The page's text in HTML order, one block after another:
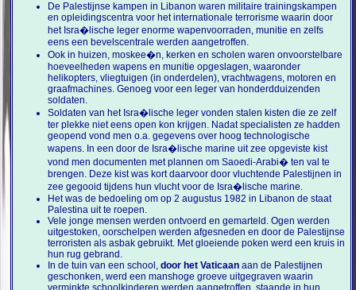
De Palestijnse kampen in Libanon waren militaire trainingskampen
en opleidingscentra voor het internationale terrorisme waarin door
het Isra�lische leger enorme wapenvoorraden, munitie en zelfs
eens een bevelscentrale werden aangetroffen.
Ook in huizen, moskee�n, kerken en scholen waren onvoorstelbare
hoeveelheden wapens en munitie opgeslagen, waaronder
helikopters, vliegtuigen (in onderdelen), vrachtwagens, motoren en
graafmachines. Genoeg voor een leger van honderdduizenden
soldaten.
Soldaten van het Isra�lische leger vonden stalen kisten die ze zelf
ter plekke niet eens open kon krijgen. Nadat specialisten ze hadden
geopend vond men o.a. gegevens over hoog technologische
wapens. In een door de Isra�lische marine uit zee opgeviste kist
vond men documenten met plannen om Saoedi-Arabi� ten val te
brengen. Deze kist was kort daarvoor door vluchtende Palestijnen in
zee gegooid tijdens hun vlucht voor de Isra�lische marine.
Het was de bedoeling om op 2 augustus 1982 in Libanon de staat
Palestina uit te roepen.
Vele jonge mensen werden ontvoerd en gemarteld. Ogen werden
uitgestoken, oorschelpen werden afgesneden en door de Palestijnse
terroristen als asbak gebruikt. Met gloeiende poken werd een kruis in
hun rug gebrand.
In de tuin van een school,door het Vaticaan aan de Palestijnen
geschonken, werd een manshoge groeve uitgegraven waarin